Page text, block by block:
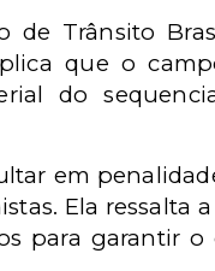
Trânsito
que o
do
em
Ela ressalta
para garantir